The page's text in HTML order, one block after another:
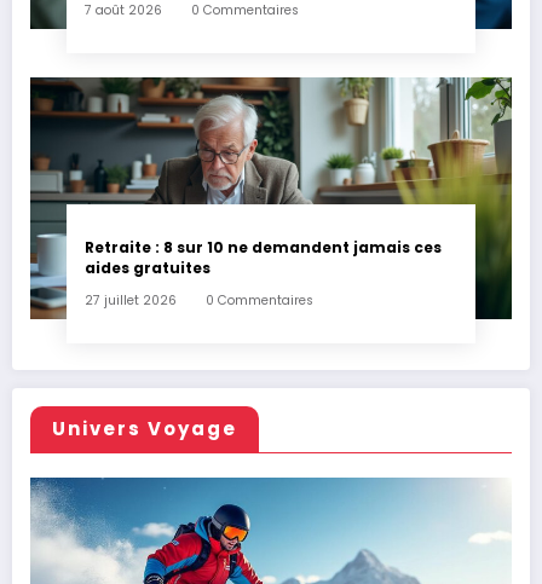
7 août 2026 0 Commentaires
Retraite : 8 sur 10 ne demandent jamais ces
aides gratuites
27 juillet 2026 0 Commentaires
Univers Voyage